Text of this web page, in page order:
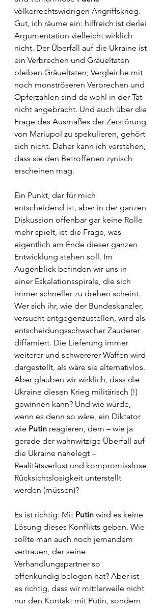
völkerrechtswidrigen Angriffskrieg.
Gut, ich räume ein: hilfreich ist derlei
Argumentation vielleicht wirklich
nicht. Der Überfall auf die Ukraine ist
ein Verbrechen und Gräueltaten
bleiben Gräueltaten; Vergleiche mit
noch monströseren Verbrechen und
Opferzahlen sind da wohl in der Tat
nicht angebracht. Und auch über die
Frage des Ausmaßes der Zerstörung
von Mariupol zu spekulieren, gehört
sich nicht. Daher kann ich verstehen,
dass sie den Betroffenen zynisch
erscheinen mag.
Ein Punkt, der für mich
entscheidend ist, aber in der ganzen
Diskussion offenbar gar keine Rolle
mehr spielt, ist die Frage, was
eigentlich am Ende dieser ganzen
Entwicklung stehen soll. Im
Augenblick befinden wir uns in
einer Eskalationsspirale, die sich
immer schneller zu drehen scheint.
Wer sich ihr, wie der Bundeskanzler,
versucht entgegenzustellen, wird als
entscheidungsschwacher Zauderer
diffamiert. Die Lieferung immer
weiterer und schwererer Waffen wird
dargestellt, als wäre sie alternativlos.
Aber glauben wir wirklich, dass die
Ukraine diesen Krieg militärisch (!)
gewinnen kann? Und wie würde,
wenn es denn so wäre, ein Diktator
wie Putin reagieren, dem – wie ja
gerade der wahnwitzige Überfall auf
die Ukraine nahelegt –
Realitätsverlust und kompromisslose
Rücksichtslosigkeit unterstellt
werden (müssen)?
Es ist richtig: Mit Putin wird es keine
Lösung dieses Konflikts geben. Wie
sollte man auch noch jemandem
vertrauen, der seine
Verhandlungspartner so
offenkundig belogen hat? Aber ist
es richtig, dass wir mittlerweile nicht
nur den Kontakt mit Putin, sondern